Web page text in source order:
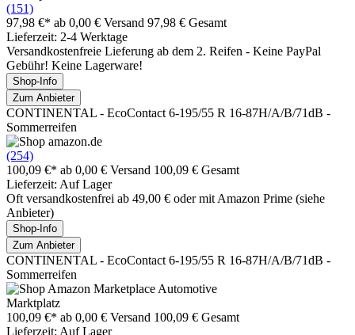
(151)
97,98 €* ab 0,00 € Versand 97,98 € Gesamt
Lieferzeit: 2-4 Werktage
Versandkostenfreie Lieferung ab dem 2. Reifen - Keine PayPal
Gebühr! Keine Lagerware!
Shop-Info
Zum Anbieter
CONTINENTAL - EcoContact 6-195/55 R 16-87H/A/B/71dB -
Sommerreifen
(254)
100,09 €* ab 0,00 € Versand 100,09 € Gesamt
Lieferzeit: Auf Lager
Oft versandkostenfrei ab 49,00 € oder mit Amazon Prime (siehe
Anbieter)
Shop-Info
Zum Anbieter
CONTINENTAL - EcoContact 6-195/55 R 16-87H/A/B/71dB -
Sommerreifen
Marktplatz
100,09 €* ab 0,00 € Versand 100,09 € Gesamt
Lieferzeit: Auf Lager